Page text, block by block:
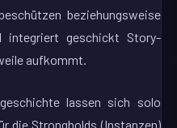
beziehungsweise
integriert geschickt Story-
aufkommt.
lassen sich solo
die Strongholds (Instanzen)